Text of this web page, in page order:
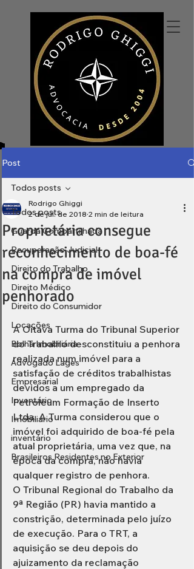
Post
Todos posts
Guarda Compartilhada
Recuperação Judicial
Direito do Trabalho
Direito Médico
Direito do Consumidor
Locações
Bolha Imobiliária
Advogado Lages
Empresarial
Inventário
Imobiliário
inventário
Brasileiros Residentes no Exterior
Todos posts
Proprietária consegue
reconhecimento de boa-fé
na compra de imóvel
penhorado
Rodrigo Ghiggi
2 de jul. de 2018 2 min de leitura
A Oitava Turma do Tribunal Superior
do Trabalho desconstituiu a penhora
realizada num imóvel para a
satisfação de créditos trabalhistas
devidos a um empregado da
Petroleum Formação de Inserto
Ltda. A Turma considerou que o
imóvel foi adquirido de boa-fé pela
atual proprietária, uma vez que, na
época da compra, não havia
qualquer registro de penhora.
O Tribunal Regional do Trabalho da
9ª Região (PR) havia mantido a
constrição, determinada pelo juízo
de execução. Para o TRT, a
aquisição se deu depois do
ajuizamento da reclamação